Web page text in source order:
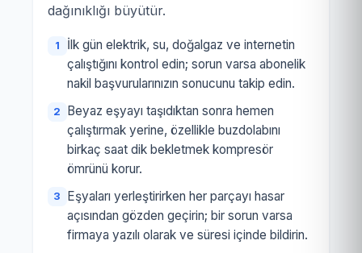
dağınıklığı büyütür.
İlk gün elektrik, su, doğalgaz ve internetin
çalıştığını kontrol edin; sorun varsa abonelik
nakil başvurularınızın sonucunu takip edin.
Beyaz eşyayı taşıdıktan sonra hemen
çalıştırmak yerine, özellikle buzdolabını
birkaç saat dik bekletmek kompresör
ömrünü korur.
Eşyaları yerleştirirken her parçayı hasar
açısından gözden geçirin; bir sorun varsa
firmaya yazılı olarak ve süresi içinde bildirin.